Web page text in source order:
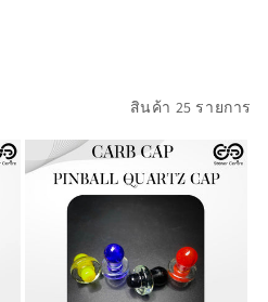
สินค้า 25 รายการ